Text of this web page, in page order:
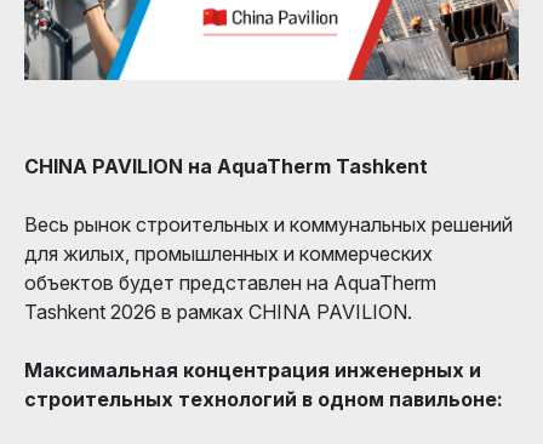
CHINA PAVILION на AquaTherm Tashkent
Весь рынок строительных и коммунальных решений
для жилых, промышленных и коммерческих
объектов будет представлен на AquaTherm
Tashkent 2026 в рамках CHINA PAVILION.
Максимальная концентрация инженерных и
строительных технологий в одном павильоне: